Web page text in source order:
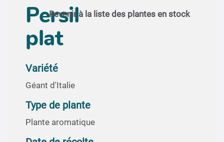
Revenir à la liste des plantes en stock
Persil
plat
Variété
Géant d'Italie
Type de plante
Plante aromatique